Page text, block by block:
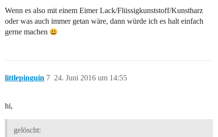
Wenn es also mit einem Eimer Lack/Flüssigkunststoff/Kunstharz
oder was auch immer getan wäre, dann würde ich es halt einfach
gerne machen
littlepinguin 24. Juni 2016 um 14:55
7
hi,
gelöscht: